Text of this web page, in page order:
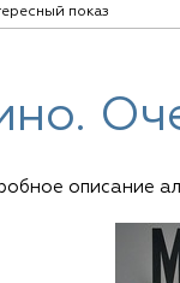
показ
описание